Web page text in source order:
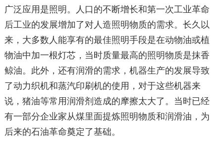
广泛应用是照明。人口的不断增长和第一次工业革命
后工业的发展增加了对人造照明物质的需求。长久以
来，大多数人能享有的最佳照明手段是在动物油或植
物油中加一根灯芯，当时质量最高的照明物质是抹香
鲸油。此外，还有润滑的需求，机器生产的发展导致
了动力织机和蒸汽印刷机的使用，对于这些机器来
说，猪油等常用润滑剂造成的摩擦太大了。当时已经
有一部分企业家从煤里面提炼照明物质和润滑油，为
后来的石油革命奠定了基础。